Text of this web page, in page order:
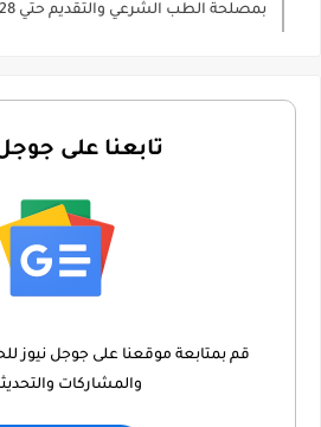
بمصلحة الطب الشرعي والتقديم حتي 28-10-2025
تابعنا على
قم بمتابعة موقعنا على جوجل نيوز
والمشاركات